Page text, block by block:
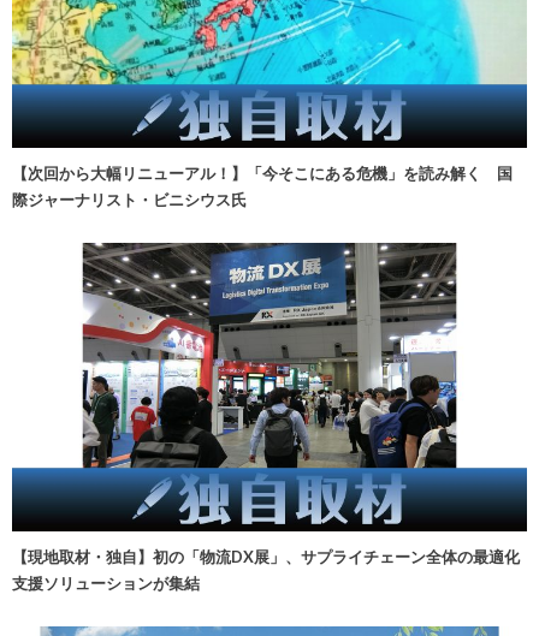
【次回から大幅リニューアル！】「今そこにある危機」を読み解く 国
際ジャーナリスト・ビニシウス氏
【現地取材・独自】初の「物流DX展」、サプライチェーン全体の最適化
支援ソリューションが集結